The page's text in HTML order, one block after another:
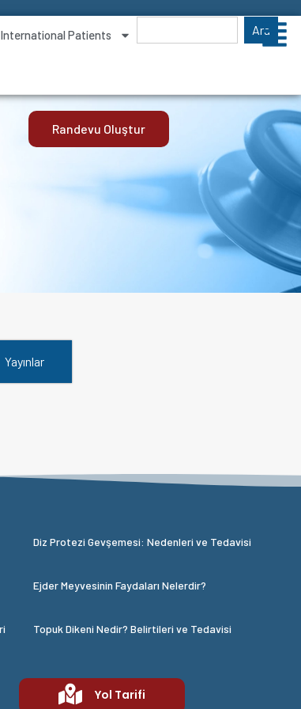
International Patients Ara
Randevu Oluştur
Yayınlar
Diz Protezi Gevşemesi: Nedenleri ve Tedavisi
Ejder Meyvesinin Faydaları Nelerdir?
Topuk Dikeni Nedir? Belirtileri ve Tedavisi
Yol Tarifi